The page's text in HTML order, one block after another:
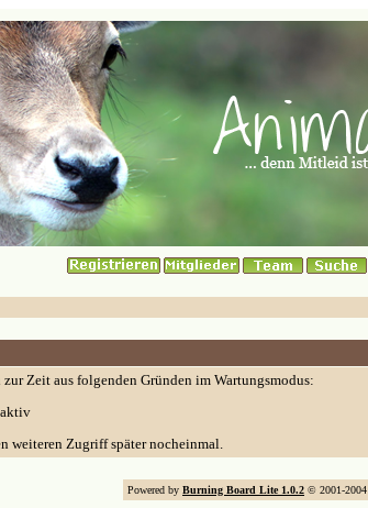
Zeit aus folgenden Gründen im Wartungsmodus:
weiteren Zugriff später nocheinmal.
Powered by Burning Board Lite 1.0.2 © 2001-2004